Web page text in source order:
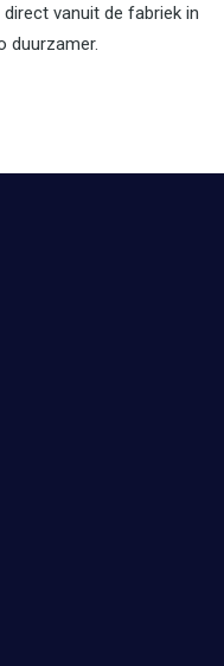
vanuit de fabriek in
duurzamer.